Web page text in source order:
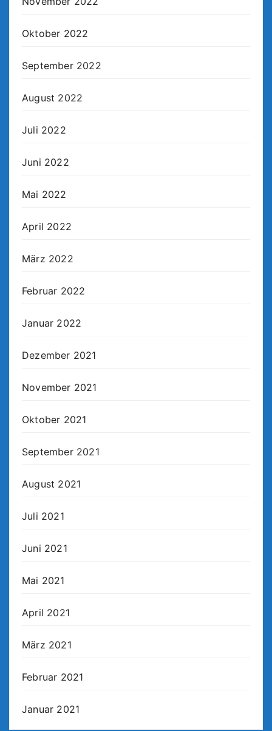
Oktober 2022
September 2022
August 2022
Juli 2022
Juni 2022
Mai 2022
April 2022
März 2022
Februar 2022
Januar 2022
Dezember 2021
November 2021
Oktober 2021
September 2021
August 2021
Juli 2021
Juni 2021
Mai 2021
April 2021
März 2021
Februar 2021
Januar 2021